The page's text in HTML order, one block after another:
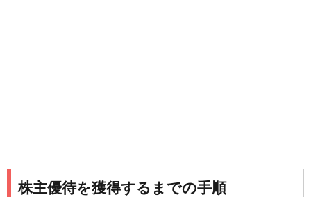
株主優待を獲得するまでの手順